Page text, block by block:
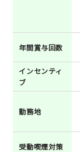
年間賞与回数
インセンティ
ブ
勤務地
受動喫煙対策